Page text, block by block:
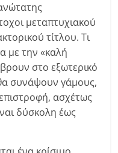
μεταπτυχιακού
τίτλου. Τι
με την «καλή
στο εξωτερικό
συνάψουν γάμους,
ασχέτως
δύσκολη έως